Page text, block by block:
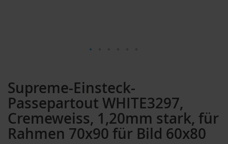
Supreme-Einsteck-
Passepartout WHITE3297,
Cremeweiss, 1,20mm stark, für
Rahmen 70x90 für Bild 60x80
der
Bildergalerie
springen